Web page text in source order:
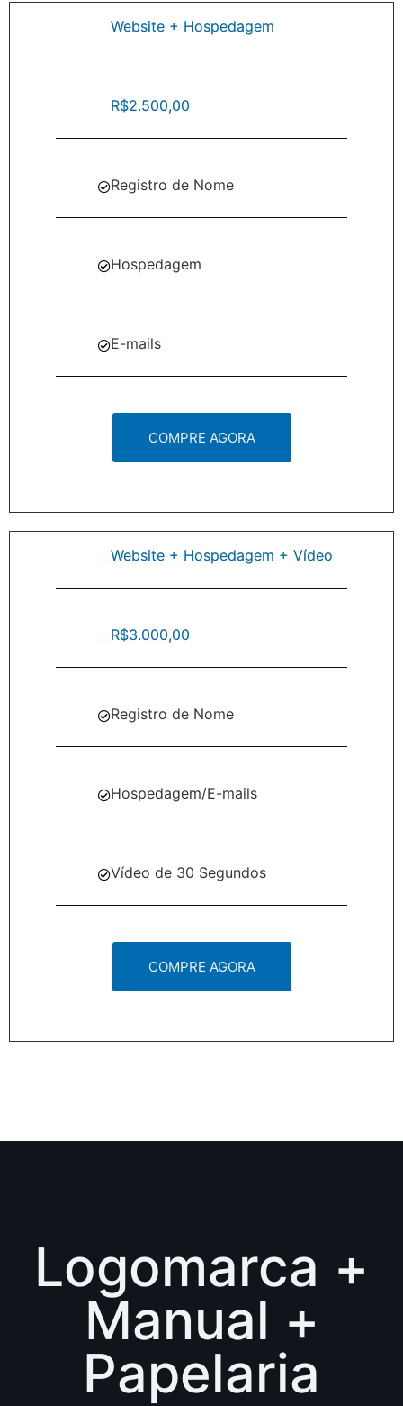
Website + Hospedagem
R$2.500,00
Registro de Nome
Hospedagem
E-mails
COMPRE AGORA
Website + Hospedagem + Vídeo
R$3.000,00
Registro de Nome
Hospedagem/E-mails
Vídeo de 30 Segundos
COMPRE AGORA
Logomarca +
Manual +
Papelaria